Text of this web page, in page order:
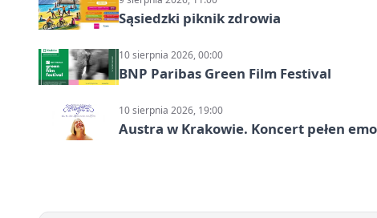
Sąsiedzki piknik zdrowia
10 sierpnia 2026, 00:00
BNP Paribas Green Film Festival
10 sierpnia 2026, 19:00
Austra w Krakowie. Koncert pełen